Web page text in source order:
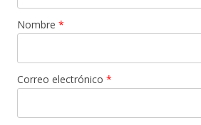
Nombre *
Correo electrónico *